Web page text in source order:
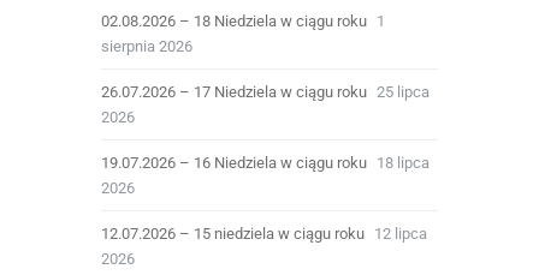
02.08.2026 – 18 Niedziela w ciągu roku 1
sierpnia 2026
26.07.2026 – 17 Niedziela w ciągu roku 25 lipca
2026
19.07.2026 – 16 Niedziela w ciągu roku 18 lipca
2026
12.07.2026 – 15 niedziela w ciągu roku 12 lipca
2026